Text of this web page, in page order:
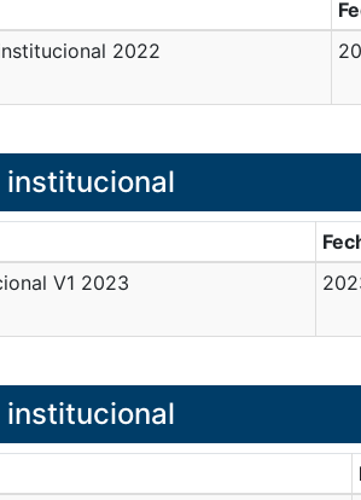
2022
institucional
V1 2023
institucional